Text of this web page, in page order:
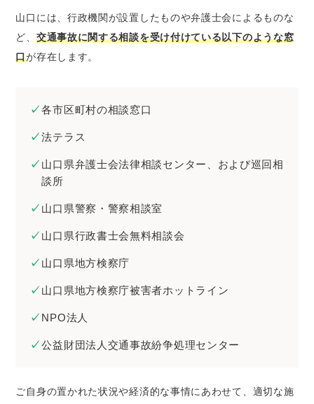
山口には、行政機関が設置したものや弁護士会によるものな
ど、 交通事故に関する相談を受け付けている以下のような窓
口が存在します。
各市区町村の相談窓口
法テラス
山口県弁護士会法律相談センター、および巡回相
談所
山口県警察・警察相談室
山口県行政書士会無料相談会
山口県地方検察庁
山口県地方検察庁被害者ホットライン
NPO法人
公益財団法人交通事故紛争処理センター
ご自身の置かれた状況や経済的な事情にあわせて、適切な施